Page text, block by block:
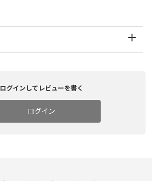
ログインしてレビューを書く
ログイン